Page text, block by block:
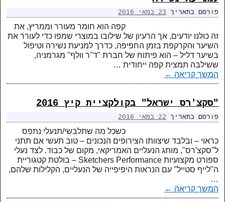
פורסם בתאריך 23 במאי 2016
קפה הוא חומר מעורר וממריץ, את
זה כולנו יודעים, אך הרעיון של שילובו במוצרי שמפו כדי לעורר את
השיער והקרקפת בזמן החפיפה, כדרך למניעת נשירה וטיפול
בשיער דליל – הוא פיתוח של חברת "ד"ר וולף" מגרמניה,
ששילבה תמצית קפה ייחודית …
המשך קריאה ←
"סקצ'רס ישראל" בקולקציית קיץ 2016
פורסם בתאריך 22 במאי 2016
כשכל מה שתלבשי/תנעלי נתפס
כראוי – ובלבד שיצוותו הצירופים הנכונים – טוב תעשי אם תתני
ל"סקצ'רס", מותג הנעליים האמריקאי, מקום של כבוד. לצד נעלי
ספורט מקצועיות Sketchers Performance – בולטת קטגוריית
ה"לייף סטייל" עם הנראות היפיפייה של הנעליים, הקלילות שלהם,
…
המשך קריאה ←